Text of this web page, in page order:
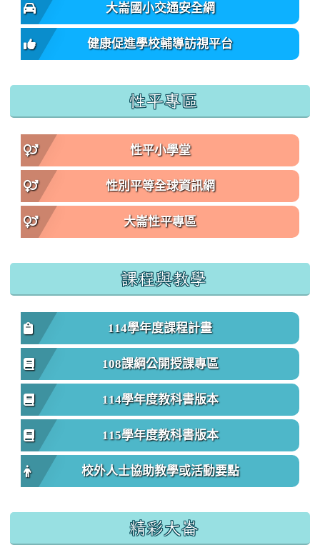
大崙國小交通安全網
健康促進學校輔導訪視平台
性平專區
性平小學堂
性別平等全球資訊網
大崙性平專區
課程與教學
114學年度課程計畫
108課綱公開授課專區
114學年度教科書版本
115學年度教科書版本
校外人士協助教學或活動要點
精彩大崙